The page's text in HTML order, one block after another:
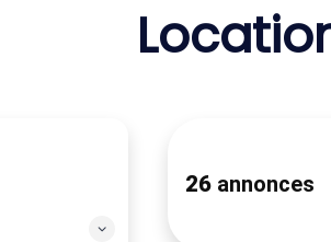
26 annonces